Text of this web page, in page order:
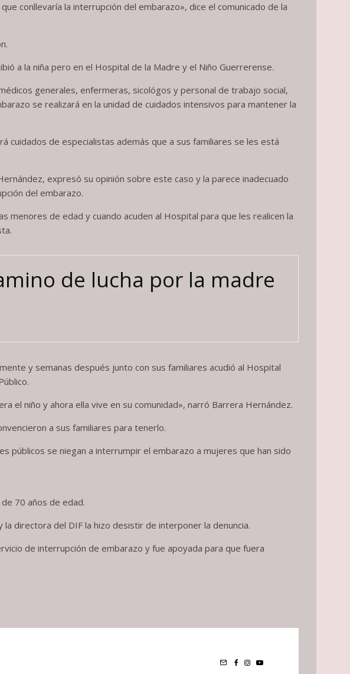
conllevaría la interrupción del embarazo», dice el comunicado de la
a la niña pero en el Hospital de la Madre y el Niño Guerrerense.
generales, enfermeras, sicológos y personal de trabajo social,
se realizará en la unidad de cuidados intensivos para mantener la
cuidados de especialistas además que a sus familiares se les está
expresó su opinión sobre este caso y la parece inadecuado
del embarazo.
menores de edad y cuando acuden al Hospital para que les realicen la
de lucha por la madre
y semanas después junto con sus familiares acudió al Hospital
el niño y ahora ella vive en su comunidad», narró Barrera Hernández.
a sus familiares para tenerlo.
públicos se niegan a interrumpir el embarazo a mujeres que han sido
70 años de edad.
directora del DIF la hizo desistir de interponer la denuncia.
de interrupción de embarazo y fue apoyada para que fuera